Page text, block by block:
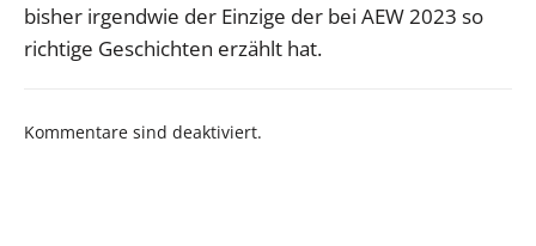
bisher irgendwie der Einzige der bei AEW 2023 so
richtige Geschichten erzählt hat.
Kommentare sind deaktiviert.